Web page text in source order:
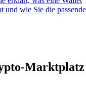
und wie Sie die passende
Marktplatz